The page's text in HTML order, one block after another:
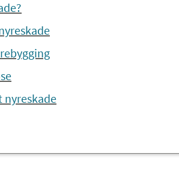
nyreskade